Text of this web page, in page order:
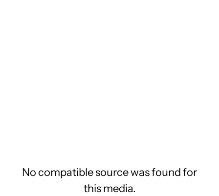
No compatible source was found for
this media.